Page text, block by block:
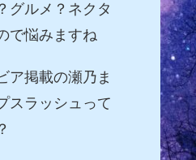
グルメ？ネクタ
で悩みますね
ア掲載の瀬乃ま
スラッシュって